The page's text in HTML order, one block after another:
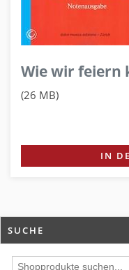
Wie wir feiern
(26 MB)
IN
SUCHE